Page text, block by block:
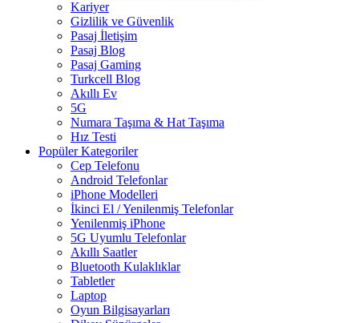
Kariyer
Gizlilik ve Güvenlik
Pasaj İletişim
Pasaj Blog
Pasaj Gaming
Turkcell Blog
Akıllı Ev
5G
Numara Taşıma & Hat Taşıma
Hız Testi
Popüler Kategoriler
Cep Telefonu
Android Telefonlar
iPhone Modelleri
İkinci El / Yenilenmiş Telefonlar
Yenilenmiş iPhone
5G Uyumlu Telefonlar
Akıllı Saatler
Bluetooth Kulaklıklar
Tabletler
Laptop
Oyun Bilgisayarları